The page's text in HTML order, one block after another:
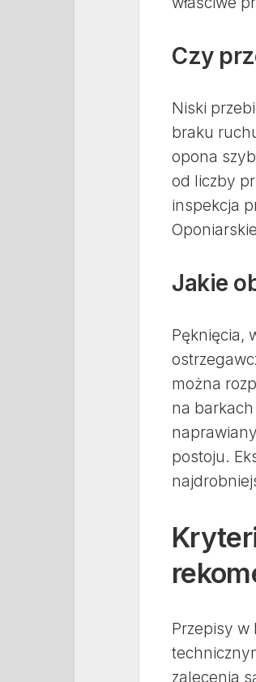
Czy
Niski
braku
opona
od liczby
inspekcja
Jakie
Pęknięcia,
można
na
postoju.
Przepisy w
zalecenia